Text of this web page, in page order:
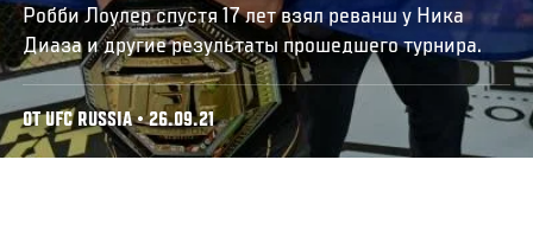
Робби Лоулер спустя 17 лет взял реванш у Ника
Диаза и другие результаты прошедшего турнира.
ОТ UFC RUSSIA • 26.09.21